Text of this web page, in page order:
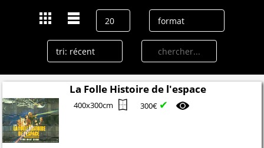
La Folle Histoire de l'espace
400x300cm 300€ ✔